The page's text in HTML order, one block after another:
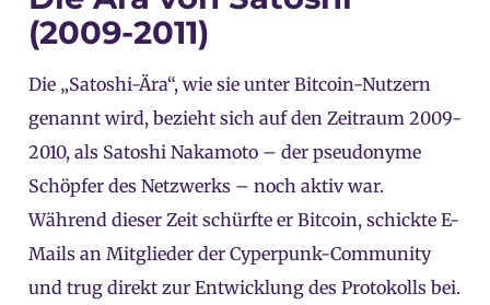
(2009-2011)
Die „Satoshi-Ära“, wie sie unter Bitcoin-Nutzern
genannt wird, bezieht sich auf den Zeitraum 2009-
2010, als Satoshi Nakamoto – der pseudonyme
Schöpfer des Netzwerks – noch aktiv war.
Während dieser Zeit schürfte er Bitcoin, schickte E-
Mails an Mitglieder der Cyperpunk-Community
und trug direkt zur Entwicklung des Protokolls bei.